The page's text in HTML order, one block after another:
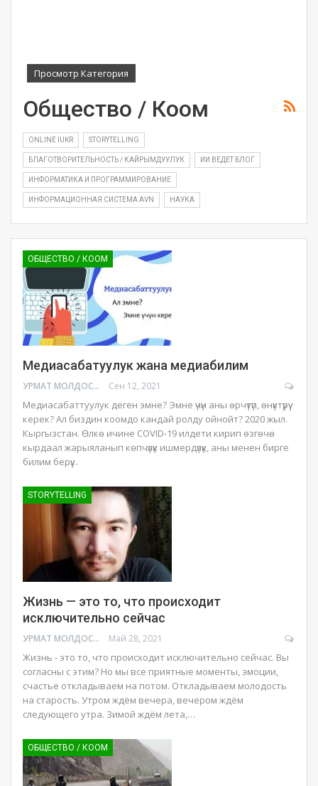
Просмотр Категория
Общество / Коом
ONLINE IUKR STORYTELLING
БЛАГОТВОРИТЕЛЬНОСТЬ / КАЙРЫМДУУЛУК ИИ ВЕДЕТ БЛОГ
ИНФОРМАТИКА И ПРОГРАММИРОВАНИЕ
ИНФОРМАЦИОННАЯ СИСТЕМА AVN НАУКА
ОБЩЕСТВО / КООМ
Медиасабатуулук жана медиабилим
УРМАТ МОЛДОСАНОВ Сен 12, 2021
Медиасабаттуулук деген эмне? Эмне үчүн аны өрчүтүп, өнүктүрүү
керек? Ал биздин коомдо кандай ролду ойнойт?2020 жыл.
Кыргызстан. Өлкө ичине COVID-19 илдети кирип өзгөчө
кырдаал жарыяланып көпчүлүк ишмердүлүк, аны менен бирге
билим берүү…
STORYTELLING
Жизнь — это то, что происходит
исключительно сейчас
УРМАТ МОЛДОСАНОВ Май 28, 2021
Жизнь - это то, что происходит исключительно сейчас. Вы
согласны с этим? Но мы все приятные моменты, эмоции,
счастье откладываем на потом. Откладываем молодость
на старость. Утром ждём вечера, вечером ждём
следующего утра. Зимой ждём лета,…
ОБЩЕСТВО / КООМ